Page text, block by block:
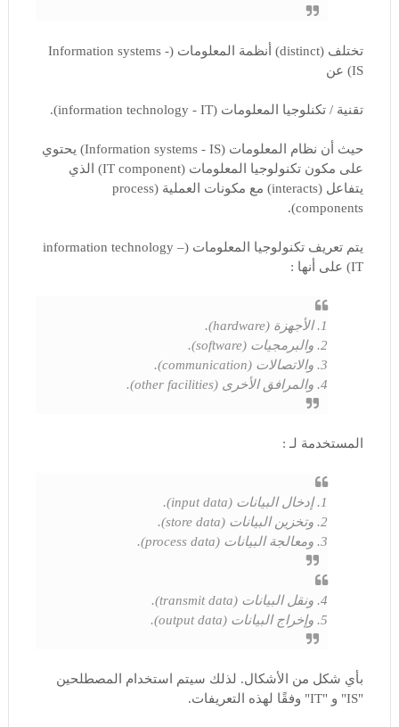
تختلف (distinct) أنظمة المعلومات (Information systems -
IS) عن
تقنية / تكنلوجيا المعلومات (information technology - IT).
حيث أن نظام المعلومات (Information systems - IS) يحتوي
على مكون تكنولوجيا المعلومات (IT component) الذي
يتفاعل (interacts) مع مكونات العملية (process
components).
يتم تعريف تكنولوجيا المعلومات (information technology –
IT) على أنها :
1. الأجهزة (hardware).
2. والبرمجيات (software).
3. والاتصالات (communication).
4. والمرافق الأخرى (other facilities).
المستخدمة لـ :
1. إدخال البيانات (input data).
2. وتخزين البيانات (store data).
3. ومعالجة البيانات (process data).
4. ونقل البيانات (transmit data).
5. وإخراج البيانات (output data).
بأي شكل من الأشكال. لذلك سيتم استخدام المصطلحين
"IS" و "IT" وفقًا لهذه التعريفات.